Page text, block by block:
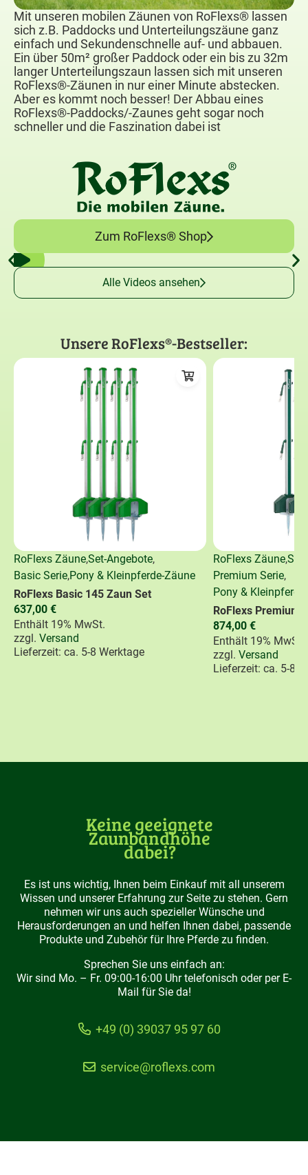
Mit unseren mobilen Zäunen von RoFlexs® lassen
sich z.B. Paddocks und Unterteilungszäune ganz
einfach und Sekundenschnelle auf- und abbauen.
Ein über 50m² großer Paddock oder ein bis zu 32m
langer Unterteilungszaun lassen sich mit unseren
RoFlexs®-Zäunen in nur einer Minute abstecken.
Aber es kommt noch besser! Der Abbau eines
RoFlexs®-Paddocks/-Zaunes geht sogar noch
schneller und die Faszination dabei ist
Zum RoFlexs® Shop
Alle Videos ansehen
Unsere RoFlexs®-Bestseller:
RoFlexs Zäune,Set-Angebote,
Basic Serie,Pony & Kleinpferde-Zäune
RoFlexs Basic 145 Zaun Set
637,00 €
Enthält 19% MwSt.
zzgl. Versand
Lieferzeit: ca. 5-8 Werktage
RoFlexs Zäune,
Premium Serie,
Pony &
RoFlexs Premium
874,00 €
Enthält 19% MwSt.
zzgl. Versand
Lieferzeit: ca. 5-8
Keine geeignete
Zaunbandhöhe
dabei?
Es ist uns wichtig, Ihnen beim Einkauf mit all unserem
Wissen und unserer Erfahrung zur Seite zu stehen. Gern
nehmen wir uns auch spezieller Wünsche und
Herausforderungen an und helfen Ihnen dabei, passende
Produkte und Zubehör für Ihre Pferde zu finden.
Sprechen Sie uns einfach an:
Wir sind Mo. – Fr. 09:00-16:00 Uhr telefonisch oder per E-
Mail für Sie da!
+49 (0) 39037 95 97 60
service@roflexs.com